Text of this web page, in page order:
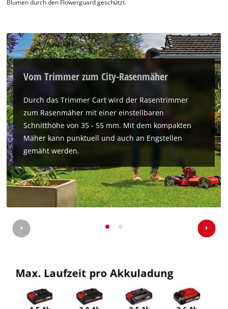
Wir benötigen deine Zustimmung, um
Google Maps laden zu können!
This content is not permitted to load due
visitor. The website owner needs to setup
the site with their CMP to add this content
Powered byUsercentrics Consent
Blumen durch den Flowerguard geschützt.
Vom Trimmer zum City-Rasenmäher
Durch das Trimmer Cart wird der Rasentrimmer
zum Rasenmäher mit einer einstellbaren
Schnitthöhe von 35 - 55 mm. Mit dem kompakten
Mäher kann punktuell und auch an Engstellen
gemäht werden.